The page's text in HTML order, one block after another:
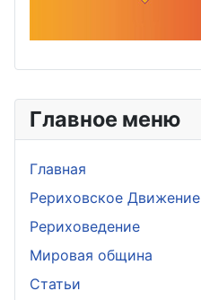
Главное меню
Главная
Рериховское Движение
Рериховедение
Мировая община
Статьи